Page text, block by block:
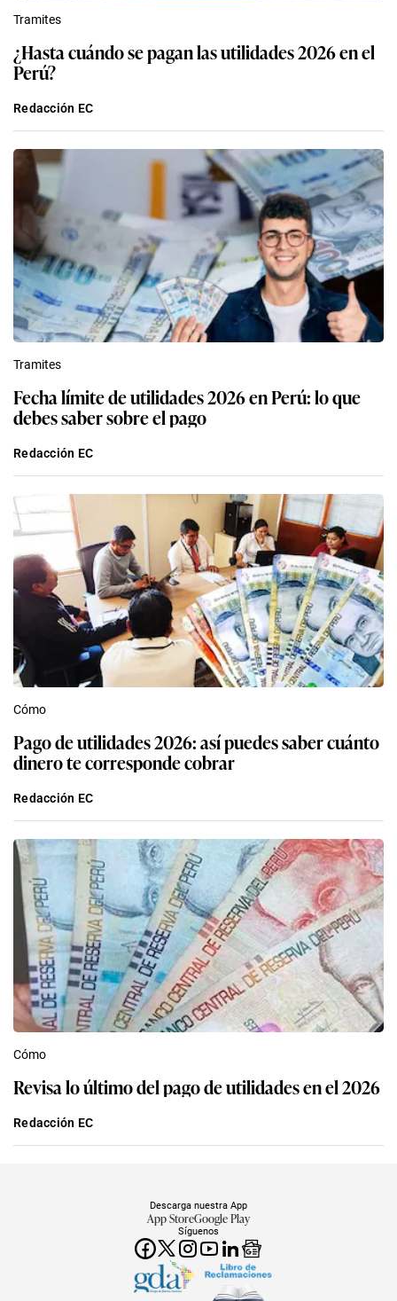
Tramites
¿Hasta cuándo se pagan las utilidades 2026 en el
Perú?
Redacción EC
Tramites
Fecha límite de utilidades 2026 en Perú: lo que
debes saber sobre el pago
Redacción EC
Cómo
Pago de utilidades 2026: así puedes saber cuánto
dinero te corresponde cobrar
Redacción EC
Cómo
Revisa lo último del pago de utilidades en el 2026
Redacción EC
Síguenos
Descarga nuestra App
App StoreGoogle Play